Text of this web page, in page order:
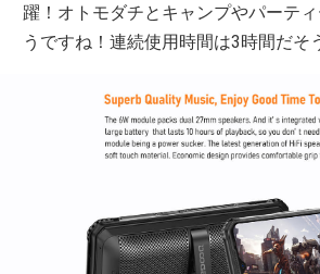
躍！オトモダチとキャンプやパーテ
うですね！連続使用時間は3時間だそ